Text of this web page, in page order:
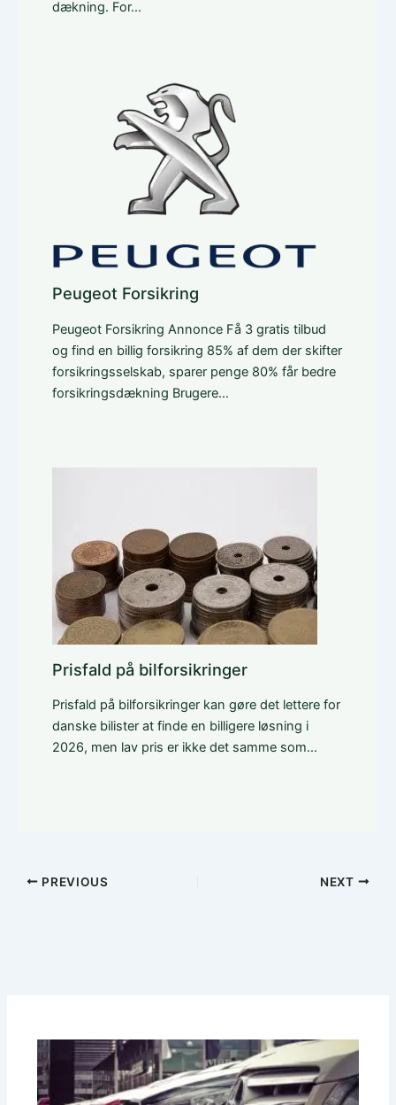
dækning. For…
Peugeot Forsikring
Peugeot Forsikring Annonce Få 3 gratis tilbud
og find en billig forsikring 85% af dem der skifter
forsikringsselskab, sparer penge 80% får bedre
forsikringsdækning Brugere…
Prisfald på bilforsikringer
Prisfald på bilforsikringer kan gøre det lettere for
danske bilister at finde en billigere løsning i
2026, men lav pris er ikke det samme som…
PREVIOUS NEXT